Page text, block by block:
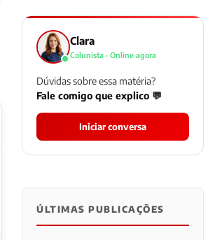
Clara
Colunista · Online agora
Dúvidas sobre essa matéria?
Fale comigo que explico 💬
Iniciar conversa
0 0 0
ÚLTIMAS PUBLICAÇÕES